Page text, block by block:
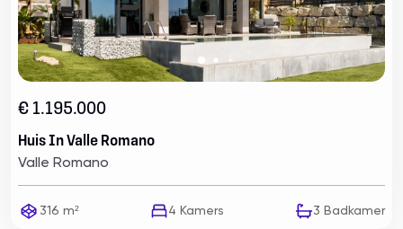
€ 1.195.000
Huis In Valle Romano
Valle Romano
316 m² 4 Kamers 3 Badkamer